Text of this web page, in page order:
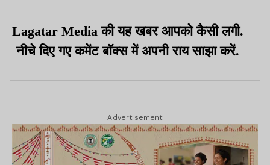
Lagatar Media की यह खबर आपको कैसी लगी.
नीचे दिए गए कमेंट बॉक्स में अपनी राय साझा करें.
Advertisement